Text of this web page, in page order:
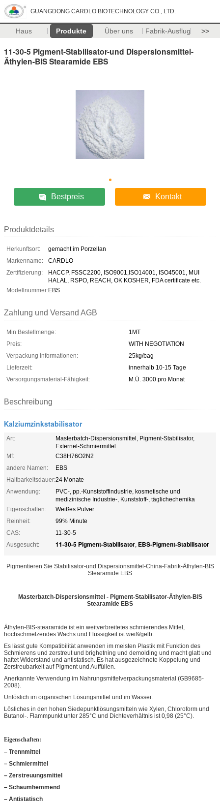
GUANGDONG CARDLO BIOTECHNOLOGY CO., LTD.
Haus Produkte Über uns Fabrik-Ausflug >>
11-30-5 Pigment-Stabilisator-und Dispersionsmittel-
Äthylen-BIS Stearamide EBS
Bestpreis Kontakt
Produktdetails
Herkunftsort:
gemacht im Porzellan
Markenname:
CARDLO
Zertifizierung:
HACCP, FSSC2200, ISO9001,ISO14001, ISO45001, MUI
HALAL, RSPO, REACH, OK KOSHER, FDA certificate etc.
Modellnummer:EBS
Zahlung und Versand AGB
Min Bestellmenge:
1MT
Preis:
WITH NEGOTIATION
Verpackung Informationen:
25kg/bag
Lieferzeit:
innerhalb 10-15 Tage
Versorgungsmaterial-Fähigkeit:
M.Ü. 3000 pro Monat
Beschreibung
Kalziumzinkstabilisator
Art:
Masterbatch-Dispersionsmittel, Pigment-Stabilisator,
Externel-Schmiermittel
Mf:
C38H76O2N2
andere Namen:
EBS
Haltbarkeitsdauer:24 Monate
Anwendung:
PVC-, pp.-Kunststoffindustrie, kosmetische und
medizinische Industrie-, Kunststoff-, täglichechemika
Eigenschaften:
Weißes Pulver
Reinheit:
99% Minute
CAS:
11-30-5
Ausgesucht:
11-30-5 Pigment-Stabilisator, EBS-Pigment-Stabilisator
Pigmentieren Sie Stabilisator-und Dispersionsmittel-China-Fabrik-Äthylen-BIS
Stearamide EBS
Masterbatch-Dispersionsmittel - Pigment-Stabilisator-Äthylen-BIS
Stearamide EBS
Äthylen-BIS-stearamide ist ein weitverbreitetes schmierendes Mittel,
hochschmelzendes Wachs und Flüssigkeit ist weiß/gelb.
Es lässt gute Kompatibilität anwenden im meisten Plastik mit Funktion des
Schmierens und zerstreut und brighetning und demolding und macht glatt und
haftet Widerstand und antistatisch. Es hat ausgezeichnete Koppelung und
Zerstreubarkeit auf Pigment und Auffüllen.
Anerkannte Verwendung im Nahrungsmittelverpackungsmaterial (GB9685-
2008).
Unlöslich im organischen Lösungsmittel und im Wasser.
Lösliches in den hohen Siedepunktlösungsmitteln wie Xylen, Chloroform und
Butanol-. Flammpunkt unter 285°C und Dichteverhältnis ist 0,98 (25°C).
Eigenschaften:
– Trennmittel
– Schmiermittel
– Zerstreuungsmittel
– Schaumhemmend
– Antistatisch